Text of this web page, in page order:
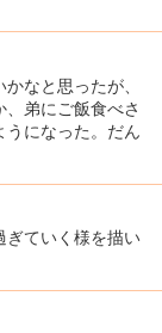
なと思ったが、
弟にご飯食べさ
うになった。だん
ぎていく様を描い